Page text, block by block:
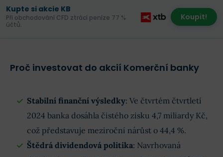
Kupte si akcie KB
Při obchodování CFD ztrácí peníze 77 %
účtů.
Koupit!
Proč investovat do akcií Komerční banky
Stabilní finanční výsledky: Ve čtvrtém čtvrtletí
2024 banka dosáhla čistého zisku 4,7 miliardy Kč,
což představuje meziroční nárůst o 44,4 %.
Štědrá dividendová politika: Navrhovaná